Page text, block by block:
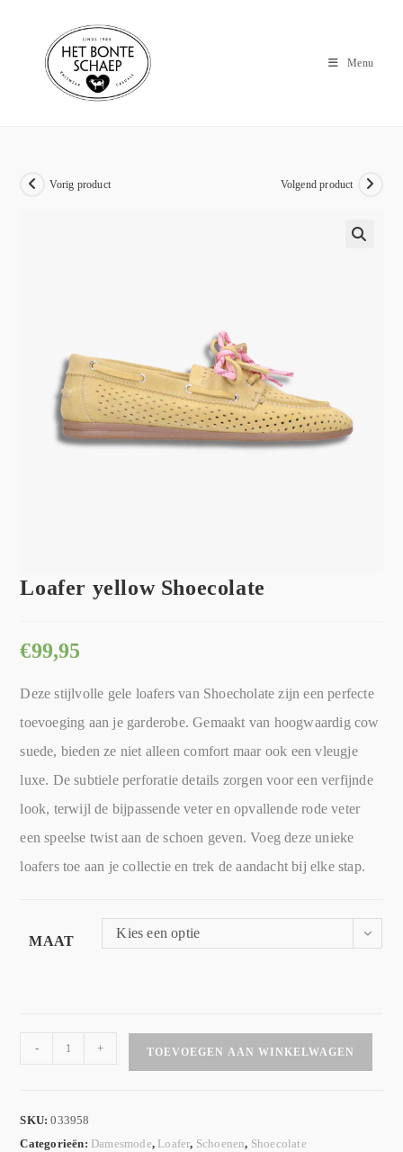
Menu
Vorig product Volgend product
Loafer yellow Shoecolate
€99,95
Deze stijlvolle gele loafers van Shoecholate zijn een perfecte
toevoeging aan je garderobe. Gemaakt van hoogwaardig cow
suede, bieden ze niet alleen comfort maar ook een vleugje
luxe. De subtiele perforatie details zorgen voor een verfijnde
look, terwijl de bijpassende veter en opvallende rode veter
een speelse twist aan de schoen geven. Voeg deze unieke
loafers toe aan je collectie en trek de aandacht bij elke stap.
MAAT
Kies een optie
- + TOEVOEGEN AAN WINKELWAGEN
SKU:033958
Categorieën: Damesmode, Loafer, Schoenen, Shoecolate